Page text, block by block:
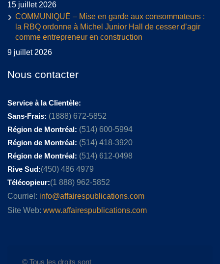
15 juillet 2026
COMMUNIQUÉ – Mise en garde aux consommateurs :
la RBQ ordonne à Michel Junior Hall de cesser d’agir
comme entrepreneur en construction
9 juillet 2026
Nous contacter
Service à la Clientèle:
Sans-Frais: (1888) 672-5852
Région de Montréal: (514) 600-5994
Région de Montréal: (514) 418-3920
Région de Montréal: (514) 612-0498
Rive Sud:(450) 486 4979
Télécopieur:(1 888) 962-5852
Courriel: info@affairespublications.com
Site Web: www.affairespublications.com
© Tous les droits sont